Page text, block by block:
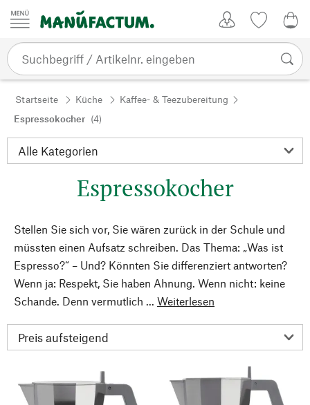
Zum Inhalt springen
Startseite Küche
Kaffee- & Teezubereitung
Espressokocher (4)
Espressokocher
Stellen Sie sich vor, Sie wären zurück in der Schule und
müssten einen Aufsatz schreiben. Das Thema: „Was ist
Espresso?“ – Und? Könnten Sie differenziert antworten?
Wenn ja: Respekt, Sie haben Ahnung. Wenn nicht: keine
Schande. Denn vermutlich ... Weiterlesen